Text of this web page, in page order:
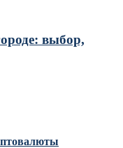
выбор,